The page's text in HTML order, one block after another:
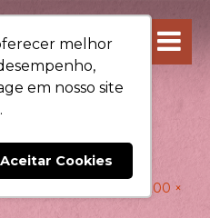
melhor
em nosso site
Aceitar Cookies
Resolução original (200 ×